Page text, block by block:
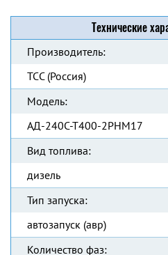
Технические
Производитель:
ТСС (Россия)
Модель:
АД-240С-Т400-2РНМ17
Вид топлива:
дизель
Тип запуска:
автозапуск (авр)
Количество фаз: